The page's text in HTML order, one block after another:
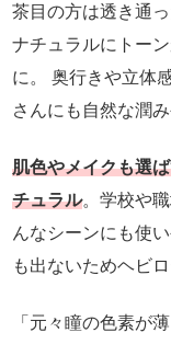
茶目の方は透き通
ナチュラルにトー
に。 奥行きや立体
さんにも自然な潤
肌色やメイクも選
チュラル。学校や
んなシーンにも使
も出ないためヘビロ
「元々瞳の色素が